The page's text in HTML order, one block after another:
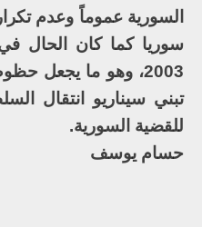
السورية عموماً وعدم
سوريا كما كان الحال
2003، وهو ما يجعل
تبني سيناريو انتقال
للقضية السورية.
حسام يوسف